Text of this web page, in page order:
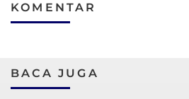
KOMENTAR
BACA JUGA